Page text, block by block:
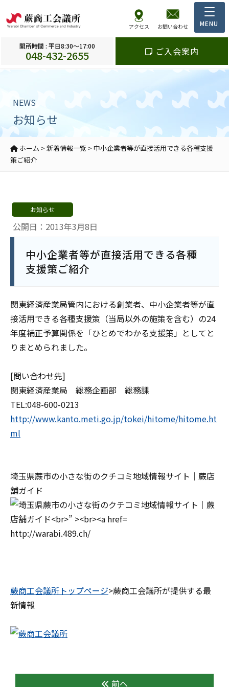
アクセス お問い合わせ
開所時間 : 平日8:30～17:00
048-432-2655 ご入会案内
NEWS
お知らせ
ホーム > 新着情報一覧 > 中小企業者等が直接活用できる各種支援
策ご紹介
公開日：2013年3月8日
お知らせ
中小企業者等が直接活用できる各種
支援策ご紹介
関東経済産業局管内における創業者、中小企業者等が直
接活用できる各種支援策（当局以外の施策を含む）の24
年度補正予算関係を「ひとめでわかる支援策」としてと
りまとめられました。
[問い合わせ先]
関東経済産業局 総務企画部 総務課
TEL:048-600-0213
http://www.kanto.meti.go.jp/tokei/hitome/hitome.ht
ml
埼玉県蕨市の小さな街のクチコミ地域情報サイト｜蕨店
舗ガイド
http://warabi.489.ch/
蕨商工会議所トップページ>蕨商工会議所が提供する最
新情報
前へ